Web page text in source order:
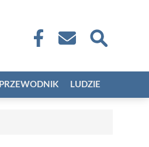
PRZEWODNIK LUDZIE